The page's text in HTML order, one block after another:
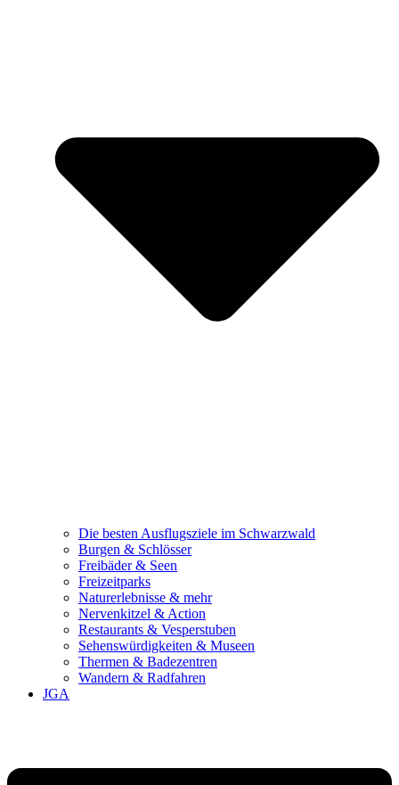
Die besten Ausflugsziele im Schwarzwald
Burgen & Schlösser
Freibäder & Seen
Freizeitparks
Naturerlebnisse & mehr
Nervenkitzel & Action
Restaurants & Vesperstuben
Sehenswürdigkeiten & Museen
Thermen & Badezentren
Wandern & Radfahren
JGA